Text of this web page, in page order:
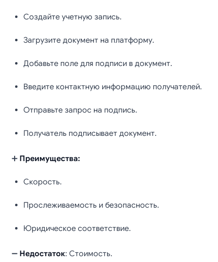
Создайте учетную запись.
Загрузите документ на платформу.
Добавьте поле для подписи в документ.
Введите контактную информацию получателей.
Отправьте запрос на подпись.
Получатель подписывает документ.
➕ Преимущества:
Скорость.
Прослеживаемость и безопасность.
Юридическое соответствие.
➖ Недостаток: Стоимость.